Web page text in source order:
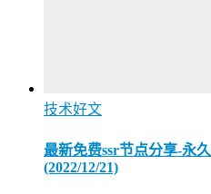
技术好文
最新免费ssr节点分享-永
(2022/12/21)